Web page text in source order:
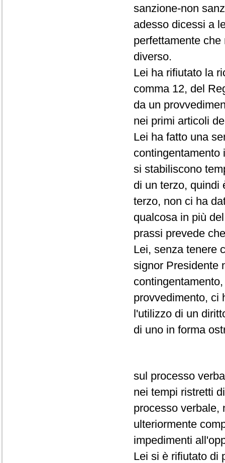
sanzione-non
adesso dicessi a
perfettamente
diverso.
Lei ha rifiutato la
comma 12, del
da un
nei primi articoli
Lei ha fatto una
contingentamento
si stabiliscono
di un terzo, quindi
terzo, non ci ha
qualcosa in più
prassi prevede
Lei, senza tenere
signor Presidente
provvedimento, ci
l'utilizzo di un
di uno in forma
sul processo
nei tempi ristretti
processo verbale,
ulteriormente
impedimenti
Lei si è rifiutato di